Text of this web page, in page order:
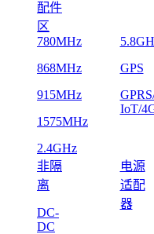
配件
区
780MHz
868MHz
915MHz
1575MHz
2.4GHz
GPS
IoT/
非隔
离
DC-
DC
电源
适配
器